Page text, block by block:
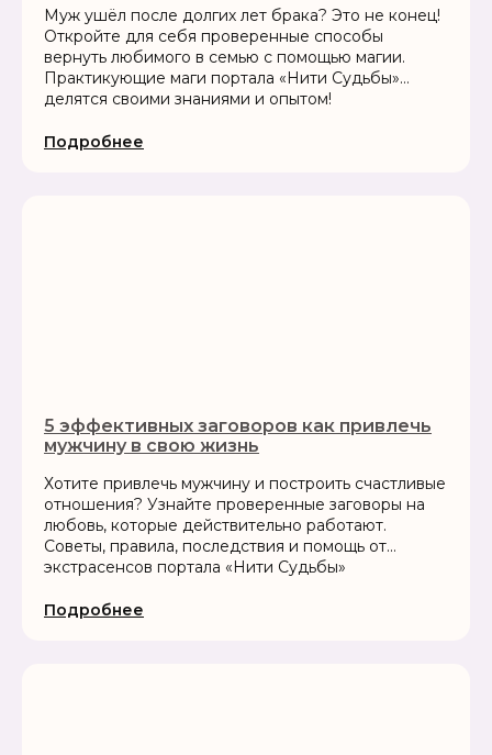
Муж ушёл после долгих лет брака? Это не конец!
Откройте для себя проверенные способы
вернуть любимого в семью с помощью магии.
Практикующие маги портала «Нити Судьбы»
делятся своими знаниями и опытом!
Подробнее
5 эффективных заговоров как привлечь
мужчину в свою жизнь
Хотите привлечь мужчину и построить счастливые
отношения? Узнайте проверенные заговоры на
любовь, которые действительно работают.
Советы, правила, последствия и помощь от
экстрасенсов портала «Нити Судьбы»
Подробнее